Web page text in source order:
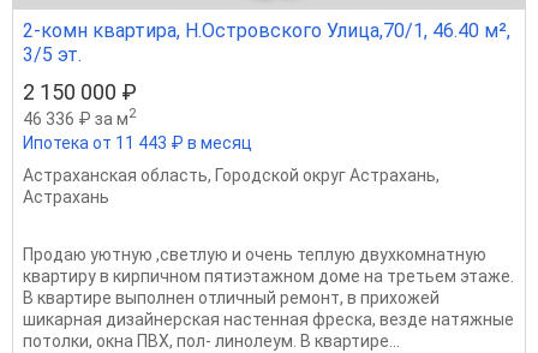
2-комн квартира, Н.Островского Улица,70/1, 46.40 м²,
3/5 эт.
2 150 000 ₽
46 336 ₽ за м2
Ипотека от 11 443 ₽ в месяц
Астраханская область, Городской округ Астрахань,
Астрахань
Продаю уютную ,светлую и очень теплую двухкомнатную
квартиру в кирпичном пятиэтажном доме на третьем этаже.
В квартире выполнен отличный ремонт, в прихожей
шикарная дизайнерская настенная фреска, везде натяжные
потолки, окна ПВХ, пол- линолеум. В квартире...